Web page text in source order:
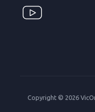
Copyright © 2026